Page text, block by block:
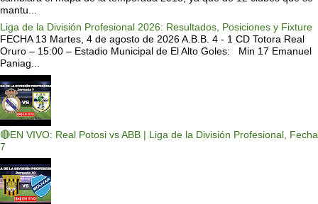
mantu...
Liga de la División Profesional 2026: Resultados, Posiciones y Fixture
FECHA 13 Martes, 4 de agosto de 2026 A.B.B. 4 - 1 CD Totora Real
Oruro – 15:00 – Estadio Municipal de El Alto Goles: Min 17 Emanuel
Paniag...
🔴EN VIVO: Real Potosi vs ABB | Liga de la División Profesional, Fecha
7